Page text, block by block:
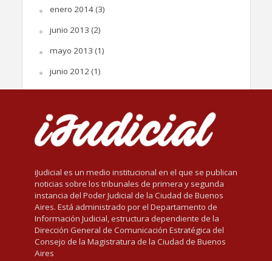
enero 2014(3)
junio 2013 (2)
mayo 2013 (1)
junio 2012(1)
iJudicial es un medio institucional en el que se publican
noticias sobre los tribunales de primera y segunda
instancia del Poder Judicial de la Ciudad de Buenos
Aires. Está administrado por el Departamento de
Información Judicial, estructura dependiente de la
Dirección General de Comunicación Estratégica del
Consejo de la Magistratura de la Ciudad de Buenos
Aires